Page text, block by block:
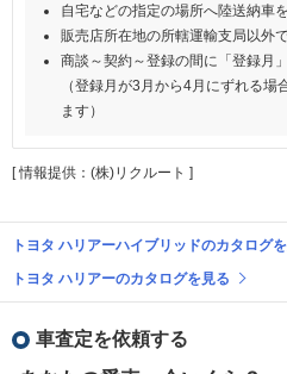
自宅などの指定の場所へ陸送納車
販売店所在地の所轄運輸支局以外
商談～契約～登録の間に「登録月
（登録月が3月から4月にずれる場
ます）
[ 情報提供：(株)リクルート ]
トヨタ ハリアーハイブリッドのカタログ
トヨタ ハリアーのカタログを見る
車査定を依頼する